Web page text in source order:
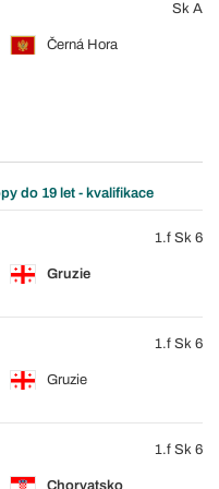
Černá Hora
Sk A
do 19 let - kvalifikace
Gruzie
1.f Sk 6
Gruzie
1.f Sk 6
1.f Sk 6